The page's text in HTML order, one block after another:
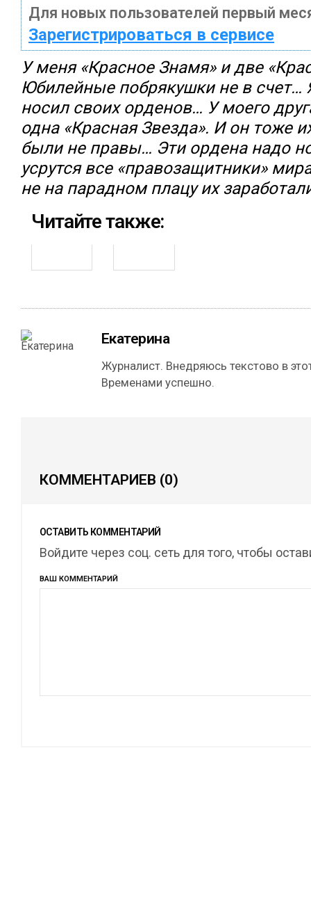
Для новых пользователей первый
Зарегистрироваться в сервисе
У меня «Красное Знамя» и две
Юбилейные побрякушки не в счет…
носил своих орденов… У моего
одна «Красная Звезда». И он тоже
были не правы… Эти ордена надо
усрутся все «правозащитники»
не на парадном плацу их
Читайте также:
Екатерина
Журналист. Внедряюсь текстово в
Временами успешно.
КОММЕНТАРИЕВ (0)
ОСТАВИТЬ КОММЕНТАРИЙ
Войдите через соц. сеть для того, чтобы
ВАШ КОММЕНТАРИЙ